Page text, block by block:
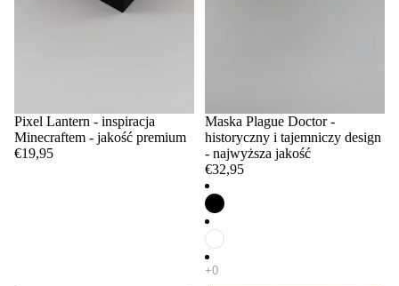
Pixel Lantern - inspiracja
Minecraftem - jakość premium
€19,95
Maska Plague Doctor -
historyczny i tajemniczy design
- najwyższa jakość
€32,95